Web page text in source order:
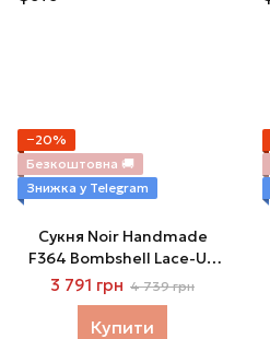
−20%
Безкоштовна 🚚
Знижка у Telegram
Сукня Noir Handmade
F364 Bombshell Lace-Up
Mini Dress Red L
3 791 грн 4 739 грн
Купити